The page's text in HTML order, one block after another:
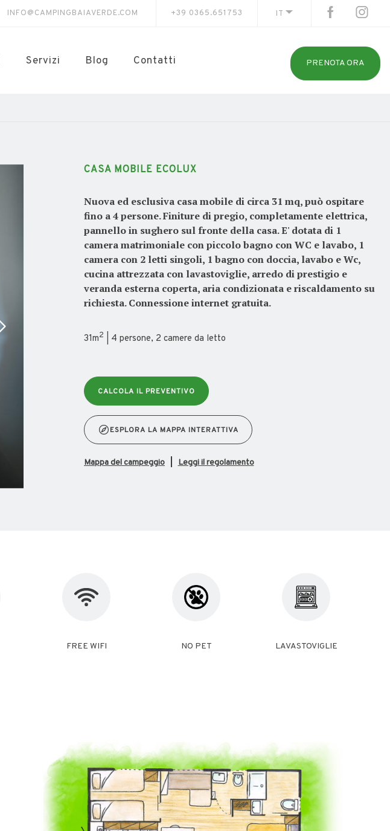
INFO@CAMPINGBAIAVERDE.COM +39 0365.651753 IT
Servizi Blog Contatti PRENOTA ORA
CASA MOBILE ECOLUX
Nuova ed esclusiva casa mobile di circa 31 mq, può ospitare
fino a 4 persone. Finiture di pregio, completamente elettrica,
pannello in sughero sul fronte della casa. E' dotata di 1
camera matrimoniale con piccolo bagno con WC e lavabo, 1
camera con 2 letti singoli, 1 bagno con doccia, lavabo e Wc,
cucina attrezzata con lavastoviglie, arredo di prestigio e
veranda esterna coperta, aria condizionata e riscaldamento su
richiesta. Connessione internet gratuita.
31m2 | 4 persone, 2 camere da letto
CALCOLA IL PREVENTIVO
ESPLORA LA MAPPA INTERATTIVA
mappa del campeggio Leggi il regolamento
FREE WIFI NO PET LAVASTOVIGLIE